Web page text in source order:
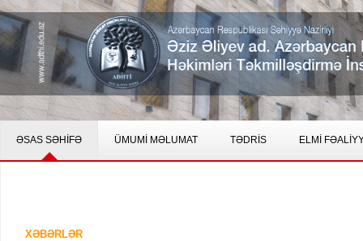
ƏSAS SƏHİFƏ ÜMUMİ MƏLUMAT TƏDRİS ELMİ
XƏBƏRLƏR